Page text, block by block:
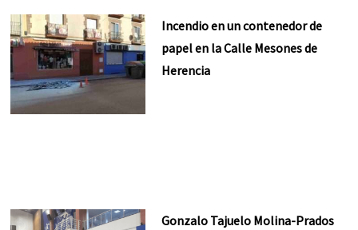
Incendio en un contenedor de
papel en la Calle Mesones de
Herencia
Gonzalo Tajuelo Molina-Prados